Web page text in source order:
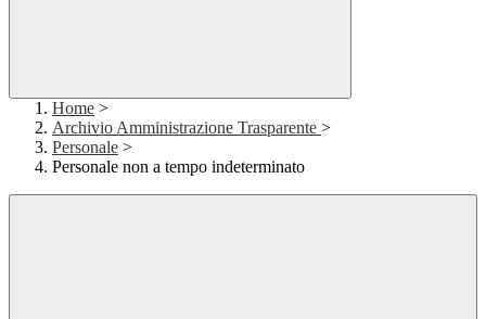
Home >
Archivio Amministrazione Trasparente >
Personale >
Personale non a tempo indeterminato